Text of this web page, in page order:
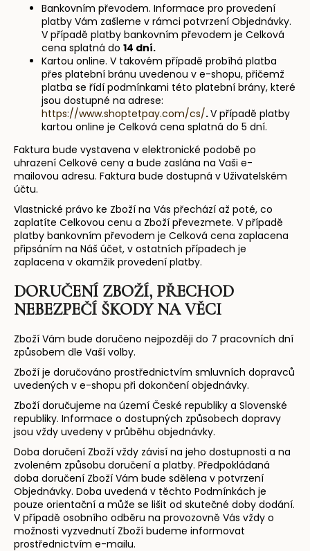
Bankovním převodem. Informace pro provedení
platby Vám zašleme v rámci potvrzení Objednávky.
V případě platby bankovním převodem je Celková
cena splatná do 14 dní.
Kartou online. V takovém případě probíhá platba
přes platební bránu uvedenou v e-shopu, přičemž
platba se řídí podmínkami této platební brány, které
jsou dostupné na adrese:
https://www.shoptetpay.com/cs/.V případě platby
kartou online je Celková cena splatná do 5 dní.
Faktura bude vystavena v elektronické podobě po
uhrazení Celkové ceny a bude zaslána na Vaši e-
mailovou adresu. Faktura bude dostupná v Uživatelském
účtu.
Vlastnické právo ke Zboží na Vás přechází až poté, co
zaplatíte Celkovou cenu a Zboží převezmete. V případě
platby bankovním převodem je Celková cena zaplacena
připsáním na Náš účet, v ostatních případech je
zaplacena v okamžik provedení platby.
DORUČENÍ ZBOŽÍ, PŘECHOD
NEBEZPEČÍ ŠKODY NA VĚCI
Zboží Vám bude doručeno nejpozději do 7 pracovních dní
způsobem dle Vaší volby.
Zboží je doručováno prostřednictvím smluvních dopravců
uvedených v e-shopu při dokončení objednávky.
Zboží doručujeme na území České republiky a Slovenské
republiky. Informace o dostupných způsobech dopravy
jsou vždy uvedeny v průběhu objednávky.
Doba doručení Zboží vždy závisí na jeho dostupnosti a na
zvoleném způsobu doručení a platby. Předpokládaná
doba doručení Zboží Vám bude sdělena v potvrzení
Objednávky. Doba uvedená v těchto Podmínkách je
pouze orientační a může se lišit od skutečné doby dodání.
V případě osobního odběru na provozovně Vás vždy o
možnosti vyzvednutí Zboží budeme informovat
prostřednictvím e-mailu.